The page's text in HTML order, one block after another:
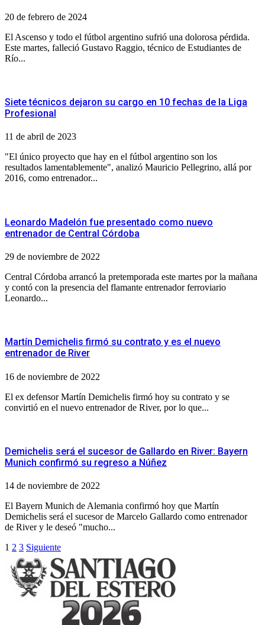
20 de febrero de 2024
El Ascenso y todo el fútbol argentino sufrió una dolorosa pérdida.
Este martes, falleció Gustavo Raggio, técnico de Estudiantes de
Río...
Siete técnicos dejaron su cargo en 10 fechas de la Liga
Profesional
11 de abril de 2023
"El único proyecto que hay en el fútbol argentino son los
resultados lamentablemente", analizó Mauricio Pellegrino, allá por
2016, como entrenador...
Leonardo Madelón fue presentado como nuevo
entrenador de Central Córdoba
29 de noviembre de 2022
Central Córdoba arrancó la pretemporada este martes por la mañana
y contó con la presencia del flamante entrenador ferroviario
Leonardo...
Martín Demichelis firmó su contrato y es el nuevo
entrenador de River
16 de noviembre de 2022
El ex defensor Martín Demichelis firmó hoy su contrato y se
convirtió en el nuevo entrenador de River, por lo que...
Demichelis será el sucesor de Gallardo en River: Bayern
Munich confirmó su regreso a Núñez
14 de noviembre de 2022
El Bayern Munich de Alemania confirmó hoy que Martín
Demichelis será el sucesor de Marcelo Gallardo como entrenador
de River y le deseó "mucho...
Paginación
de
entradas
1 2 3 Siguiente